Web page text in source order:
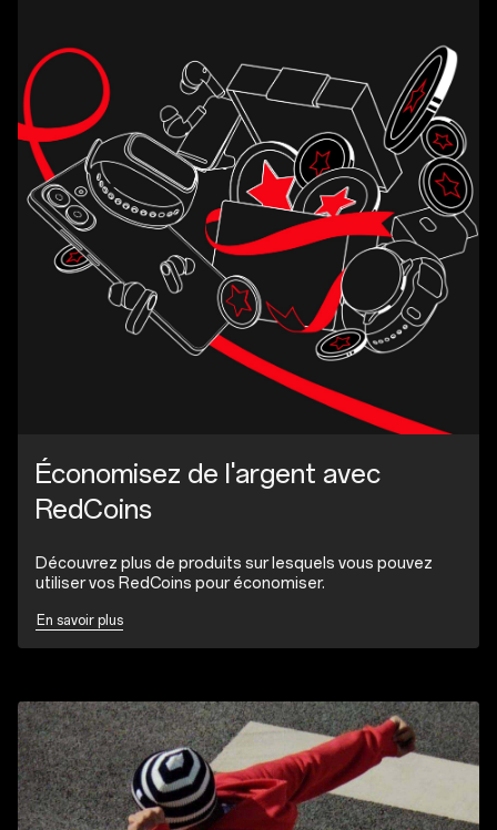
Économisez de l'argent avec
RedCoins
Découvrez plus de produits sur lesquels vous pouvez
utiliser vos RedCoins pour économiser.
En savoir plus